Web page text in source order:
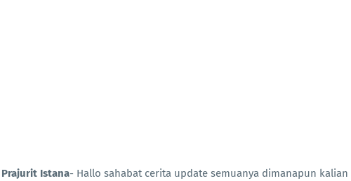
Istana- Hallo sahabat cerita update semuanya dimanapun kalian